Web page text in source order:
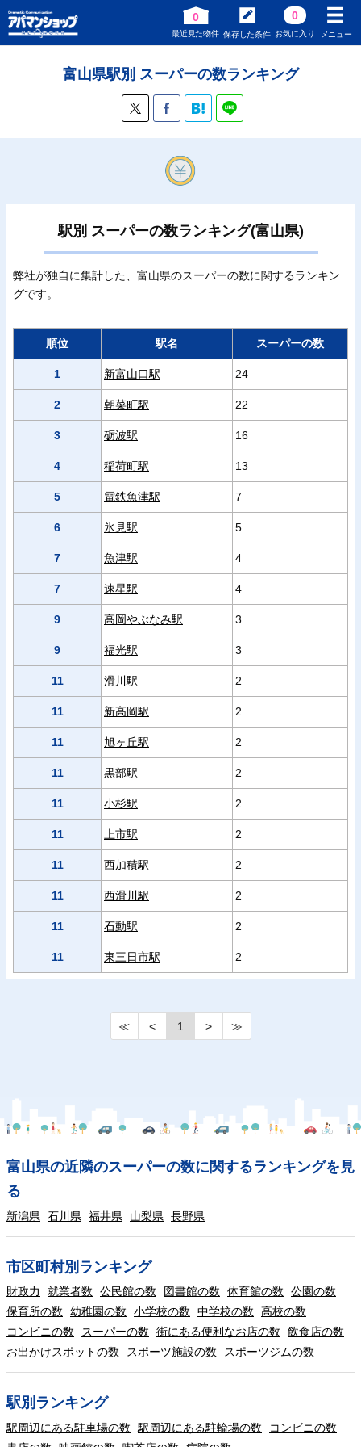
0
最近見た物件 保存した条件
0
お気に入り メニュー
富山県駅別 スーパーの数ランキング
駅別 スーパーの数ランキング(富山県)
弊社が独自に集計した、富山県のスーパーの数に関するランキン
グです。
順位 駅名 スーパーの数
1 新富山口駅 24
2 朝菜町駅 22
3 砺波駅 16
4 稲荷町駅 13
5 電鉄魚津駅 7
6 氷見駅 5
7 魚津駅 4
7 速星駅 4
9 高岡やぶなみ駅 3
9 福光駅 3
11 滑川駅 2
11 新高岡駅 2
11 旭ヶ丘駅 2
11 黒部駅 2
11 小杉駅 2
11 上市駅 2
11 西加積駅 2
11 西滑川駅 2
11 石動駅 2
11 東三日市駅 2
≪ < 1 > ≫
富山県の近隣のスーパーの数に関するランキングを見
る
新潟県 石川県 福井県 山梨県 長野県
市区町村別ランキング
財政力 就業者数 公民館の数 図書館の数 体育館の数
公園の数
保育所の数
幼稚園の数 小学校の数 中学校の数
高校の数
コンビニの数
スーパーの数 街にある便利なお店の数
飲食店の数
お出かけスポットの数
スポーツ施設の数 スポーツジムの数
駅別ランキング
駅周辺にある駐車場の数 駅周辺にある駐輪場の数
コンビニの数